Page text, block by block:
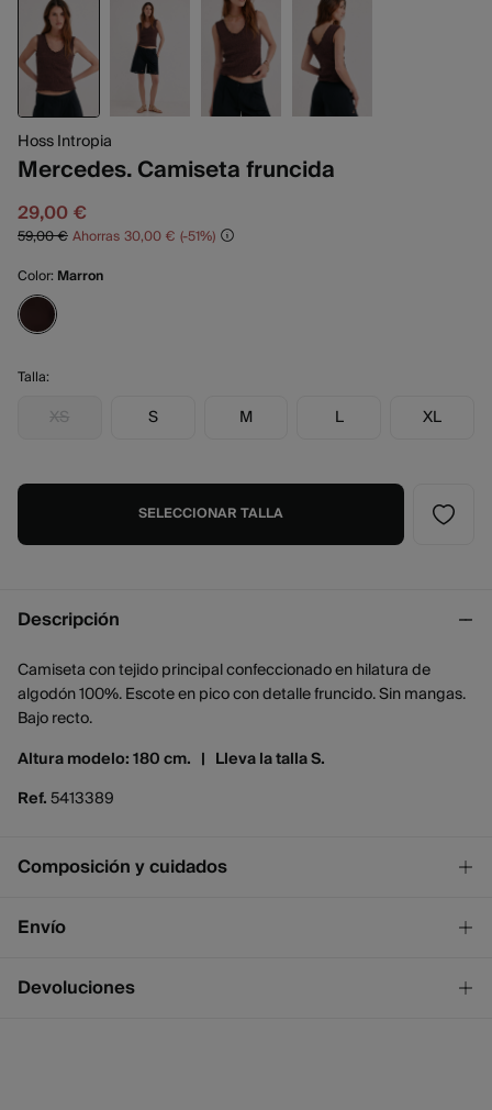
Hoss Intropia
Mercedes. Camiseta fruncida
29,00 €
59,00 €Ahorras 30,00 €
51
Color: Marron
Talla:
XS S M L XL
SELECCIONAR TALLA
Descripción
Camiseta con tejido principal confeccionado en hilatura de
algodón 100%. Escote en pico con detalle fruncido. Sin mangas.
Bajo recto.
Altura modelo: 180 cm. | Lleva la talla S.
Ref.5413389
Composición y cuidados
Composición
Envío
Envío a tienda
¡GRATIS!
Devoluciones